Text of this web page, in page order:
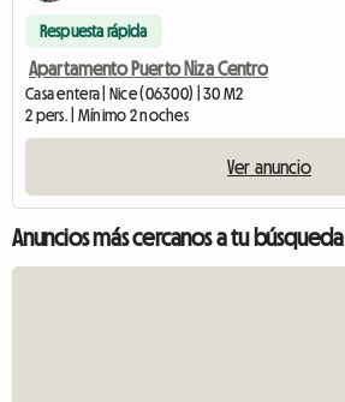
Respuesta rápida
Apartamento Puerto Niza Centro
Casa entera | Nice (06300) | 30 M2
2 pers. | Mínimo 2 noches
Ver anuncio
Anuncios más cercanos a tu búsqueda